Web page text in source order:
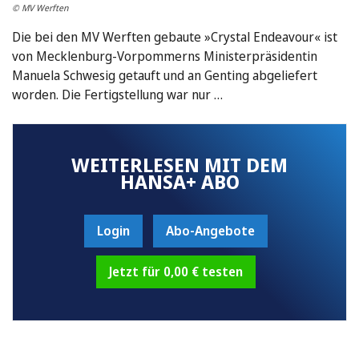
© MV Werften
Die bei den MV Werften gebaute »Crystal Endeavour« ist
von Mecklenburg-Vorpommerns Ministerpräsidentin
Manuela Schwesig getauft und an Genting abgeliefert
worden. Die Fertigstellung war nur …
WEITERLESEN MIT DEM
HANSA+ ABO
Login Abo-Angebote
Jetzt für 0,00 € testen